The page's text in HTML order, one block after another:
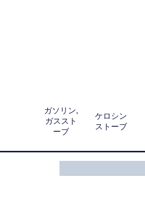
ガソリン,
ガススト
ーブ
ケロシン
ストーブ